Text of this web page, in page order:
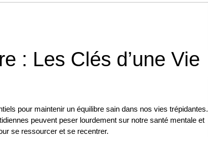
: Les Clés d’une Vie
pour maintenir un équilibre sain dans nos vies trépidantes.
peuvent peser lourdement sur notre santé mentale et
se ressourcer et se recentrer.